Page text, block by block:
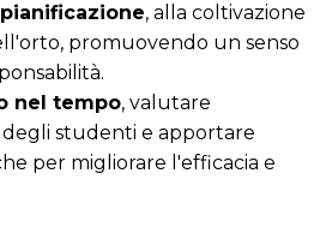
, alla coltivazione
promuovendo un senso
nel tempo, valutare
studenti e apportare
per migliorare l'efficacia e